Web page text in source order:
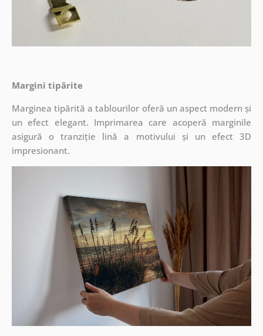
Margini tipărite
Marginea tipărită a tablourilor oferă un aspect modern și
un efect elegant. Imprimarea care acoperă marginile
asigură o tranziție lină a motivului și un efect 3D
impresionant.